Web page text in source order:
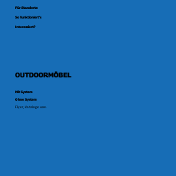
Für Standorte
So funktioniert's
Interessiert?
OUTDOORMÖBEL
Mit System
Ohne System
Flyer, Kataloge usw.